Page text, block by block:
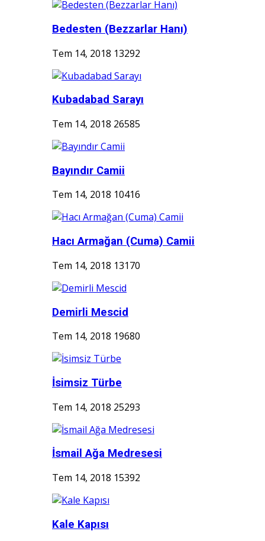
Bedesten (Bezzarlar Hanı)
Tem 14, 2018 13292
Kubadabad Sarayı
Tem 14, 2018 26585
Bayındır Camii
Tem 14, 2018 10416
Hacı Armağan (Cuma) Camii
Tem 14, 2018 13170
Demirli Mescid
Tem 14, 2018 19680
İsimsiz Türbe
Tem 14, 2018 25293
İsmail Ağa Medresesi
Tem 14, 2018 15392
Kale Kapısı